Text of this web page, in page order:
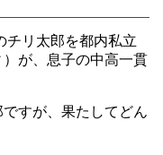
チリ太郎を都内私立
が、息子の中高一貫
すが、果たしてどん